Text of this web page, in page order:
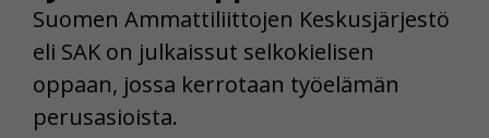
Suomen Ammattiliittojen Keskusjärjestö
eli SAK on julkaissut selkokielisen
oppaan, jossa kerrotaan työelämän
perusasioista.